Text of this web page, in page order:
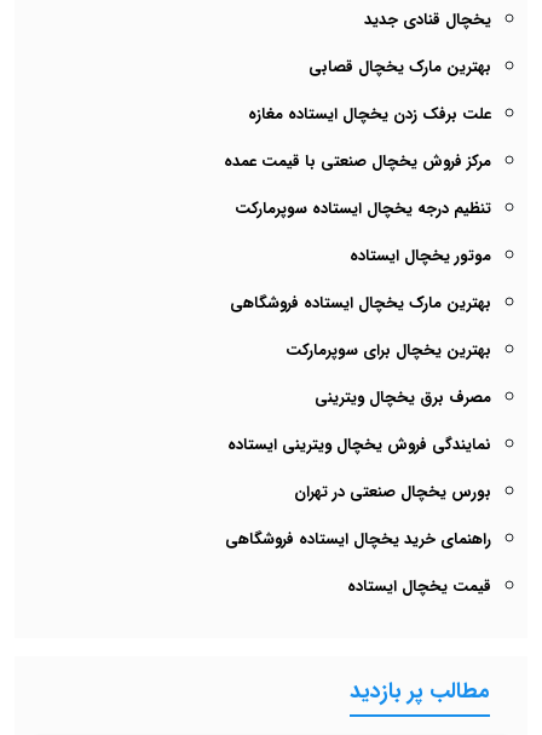
یخچال قنادی جدید
بهترین مارک یخچال قصابی
علت برفک زدن یخچال ایستاده مغازه
مرکز فروش یخچال صنعتی با قیمت عمده
تنظیم درجه یخچال ایستاده سوپرمارکت
موتور یخچال ایستاده
بهترین مارک یخچال ایستاده فروشگاهی
بهترین یخچال برای سوپرمارکت
مصرف برق یخچال ویترینی
نمایندگی فروش یخچال ویترینی ایستاده
بورس یخچال صنعتی در تهران
راهنمای خرید یخچال ایستاده فروشگاهی
قیمت یخچال ایستاده
مطالب پر بازدید